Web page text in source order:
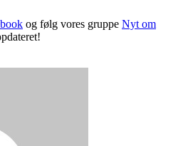
og følg vores gruppe Nyt om